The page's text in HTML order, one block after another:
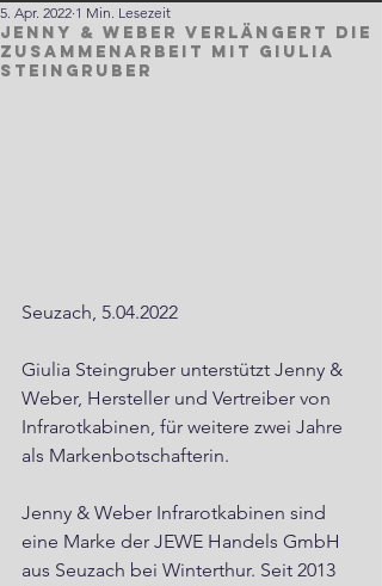
Jenny & Weber verlängert die
Zusammenarbeit mit Giulia
Steingruber
5. Apr. 2022 1 Min. Lesezeit
Seuzach, 5.04.2022
Giulia Steingruber unterstützt Jenny &
Weber, Hersteller und Vertreiber von
Infrarotkabinen, für weitere zwei Jahre
als Markenbotschafterin.
Jenny & Weber Infrarotkabinen sind
eine Marke der JEWE Handels GmbH
aus Seuzach bei Winterthur. Seit 2013